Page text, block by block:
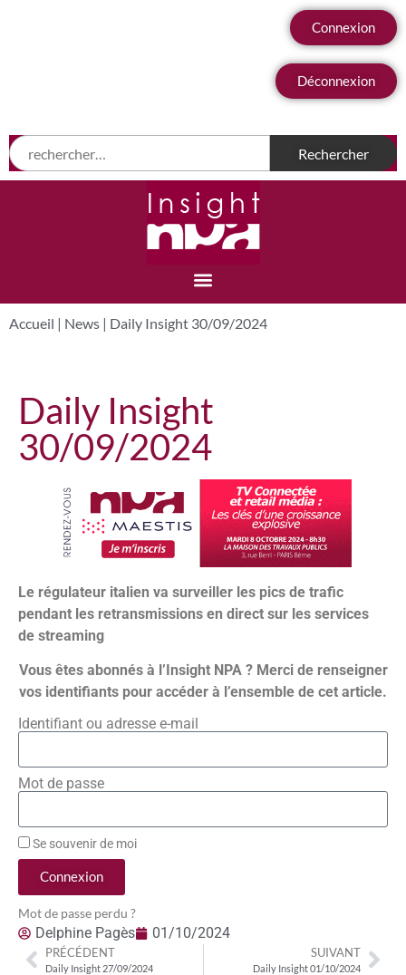
Connexion
Déconnexion
Accueil | News | Daily Insight 30/09/2024
Daily Insight
30/09/2024
Le régulateur italien va surveiller les pics de trafic
pendant les retransmissions en direct sur les services
de streaming
Vous êtes abonnés à l’Insight NPA ? Merci de renseigner
vos identifiants pour accéder à l’ensemble de cet article.
Identifiant ou adresse e-mail
Mot de passe
Se souvenir de moi
Connexion
Mot de passe perdu ?
Delphine Pagès 01/10/2024
PRÉCÉDENT
Daily Insight 27/09/2024
SUIVANT
Daily Insight 01/10/2024